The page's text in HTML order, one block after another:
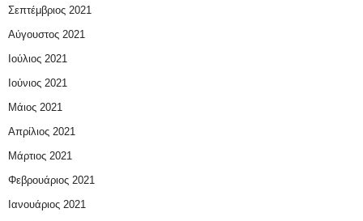
Σεπτέμβριος 2021
Αύγουστος 2021
Ιούλιος 2021
Ιούνιος 2021
Μάιος 2021
Απρίλιος 2021
Μάρτιος 2021
Φεβρουάριος 2021
Ιανουάριος 2021